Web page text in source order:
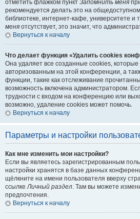
отметить флажком пункт Запомнить меня
рекомендуется делать это на
библиотеке, интернет-кафе, университете и
меня отсутствует, это значит, что
Вернуться к началу
Что делает функция «Удалить cookies
Она удаляет все созданные cookies, которые
авторизованным на этой конференции, а
функции, такие как отслеживание
возможность включена администратором.
трудности с входом на конференцию или
возможно, удаление cookies может помочь.
Вернуться к началу
Параметры и настройки
Как мне изменить мои настройки?
Если вы являетесь зарегистрированным
настройки хранятся в базе данных
щёлкните на имени пользователя вверху
ссылкеЛичный раздел. Там вы можете
предпочтения.
Вернуться к началу